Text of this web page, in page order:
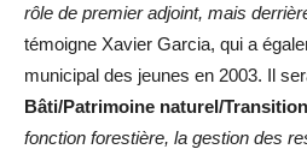
rôle de premier adjoint, mais
témoigne Xavier Garcia, qui a
municipal des jeunes en 2003. Il
Bâti/Patrimoine naturel/
fonction forestière, la gestion des